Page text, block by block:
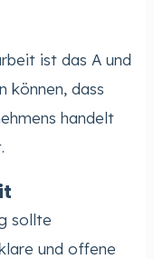
ist das A und
können, dass
handelt
sollte
und offene